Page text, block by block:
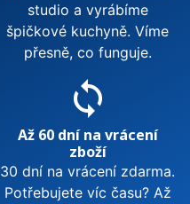
studio a vyrábíme
špičkové kuchyně. Víme
přesně, co funguje.
sync
Až 60 dní na vrácení
zboží
30 dní na vrácení zdarma.
Potřebujete víc času? Až